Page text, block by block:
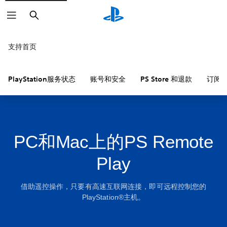
搜
索
支持首页
PlayStation服务状态 账号和安全 PS Store 和退款 订阅
PC和Mac上的PS Remote
Play
借助遥控操作，只要有高速互联网连接，即可远程控制您的
PlayStation®主机。